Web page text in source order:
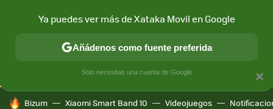
CONECTIVIDAD MÓVIL Y SOCIEDAD APLICACIONES
HOY SE HABLA DE
Bizum Xiaomi Smart Band 10 Videojuegos
×
Ya puedes ver más de Xataka Movil en Google
Añádenos como fuente preferida
Solo necesitas una cuenta de Google